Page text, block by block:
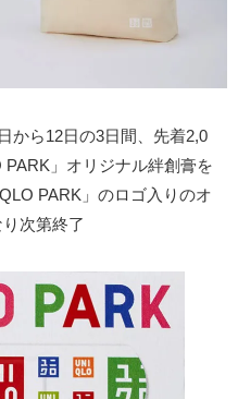
から12日の3日間、先着2,0
」オリジナル絆創膏を
PARK」のロゴ入りのオ
次第終了